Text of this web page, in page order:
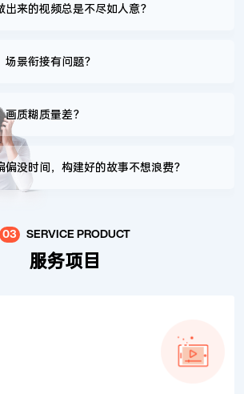
出来的视频总是不尽如人意？
景衔接有问题？
质糊质量差？
偏没时间，构建好的故事不想浪费？
03 SERVICE PRODUCT
服务项目